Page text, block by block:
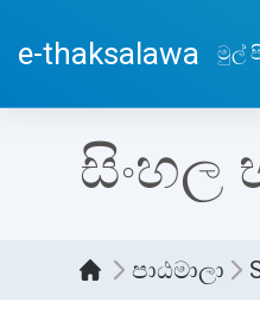
e-thaksalawa මුල්
සිංහල
පාඨමාලා